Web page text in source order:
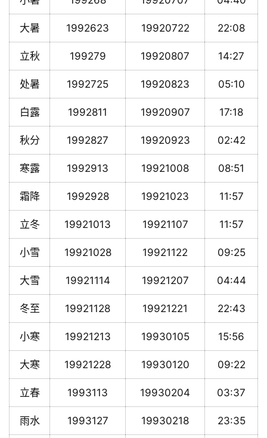
大暑 1992623 19920722 22:08
立秋 199279 19920807 14:27
处暑 1992725 19920823 05:10
白露 1992811 19920907 17:18
秋分 1992827 19920923 02:42
寒露 1992913 19921008 08:51
霜降 1992928 19921023 11:57
立冬 19921013 19921107 11:57
小雪 19921028 19921122 09:25
大雪 19921114 19921207 04:44
冬至 19921128 19921221 22:43
小寒 19921213 19930105 15:56
大寒 19921228 19930120 09:22
立春 1993113 19930204 03:37
雨水 1993127 19930218 23:35